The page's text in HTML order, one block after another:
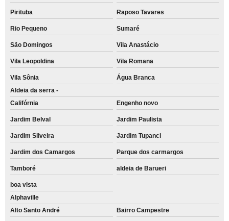
Pirituba Raposo Tavares
Rio Pequeno Sumaré
São Domingos Vila Anastácio
Vila Leopoldina Vila Romana
Vila Sônia
Água Branca
Aldeia da serra -
Califórnia
Engenho novo
Jardim Belval Jardim Paulista
Jardim Silveira Jardim Tupanci
Jardim dos Camargos Parque dos carmargos
Tamboré aldeia de Barueri
boa vista
Alphaville
Alto Santo André
Bairro Campestre